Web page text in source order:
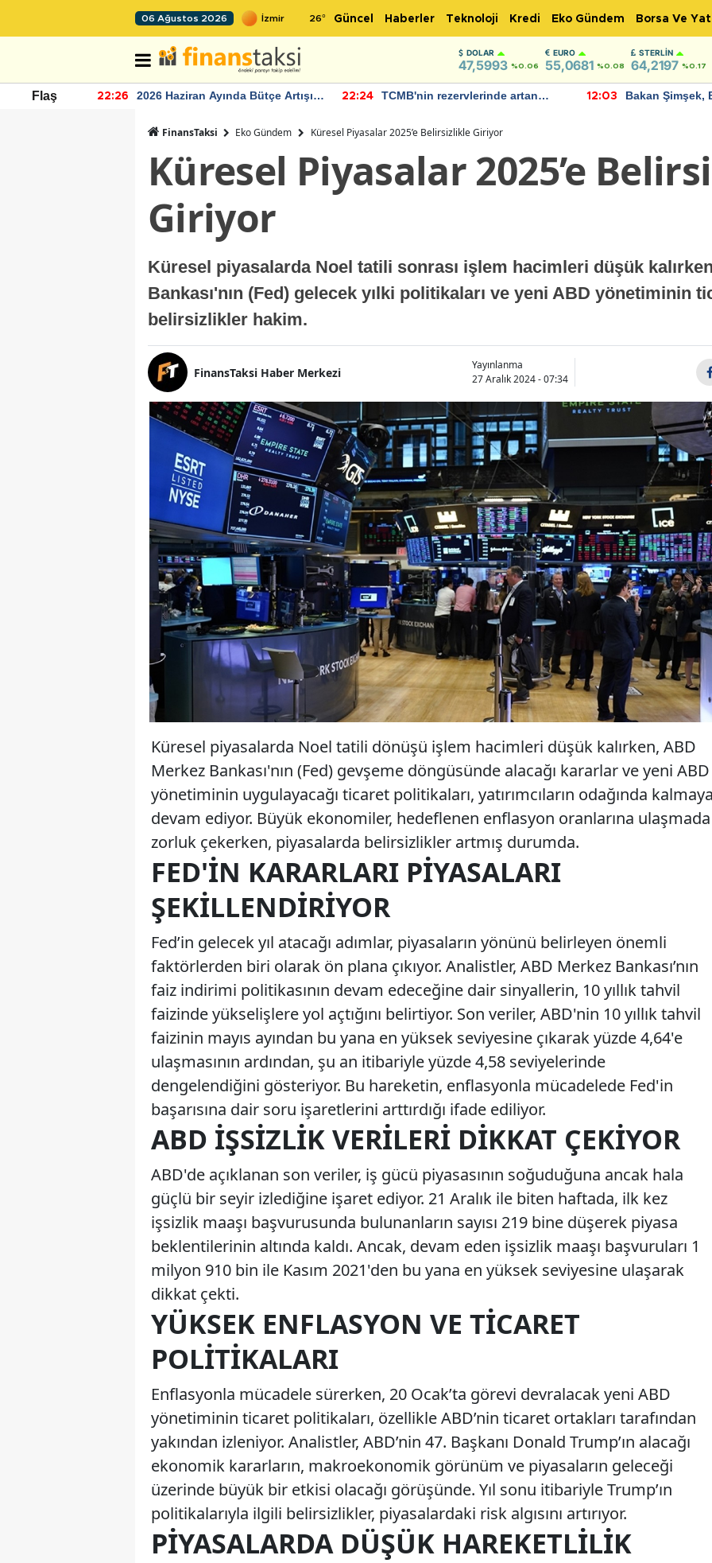
06 Ağustos 2026 26° Güncel Haberler Teknoloji Kredi Eko Gündem Borsa Ve
DOLAR
47,5993 %0.06
EURO
55,0681 %0.08
STERLIN
64,2197 %0.17
Flaş 22:26
2026 Haziran Ayında Bütçe Artışı
22:24
TCMB'nin rezervlerinde artan
12:03
Bakan Şimşek,
FinansTaksi Eko Gündem Küresel Piyasalar 2025’e Belirsizlikle Giriyor
Küresel Piyasalar 2025’e
Giriyor
Küresel piyasalarda Noel tatili sonrası işlem hacimleri düşük
Bankası'nın (Fed) gelecek yılki politikaları ve yeni ABD yönetiminin
belirsizlikler hakim.
FinansTaksi Haber Merkezi
Yayınlanma
27 Aralık 2024 - 07:34
Küresel piyasalarda Noel tatili dönüşü işlem hacimleri düşük kalırken, ABD
Merkez Bankası'nın (Fed) gevşeme döngüsünde alacağı kararlar ve yeni ABD
yönetiminin uygulayacağı ticaret politikaları, yatırımcıların odağında
devam ediyor. Büyük ekonomiler, hedeflenen enflasyon oranlarına ulaşmada
zorluk çekerken, piyasalarda belirsizlikler artmış durumda.
FED'IN KARARLARI PIYASALARI
ŞEKILLENDIRIYOR
Fed’in gelecek yıl atacağı adımlar, piyasaların yönünü belirleyen önemli
faktörlerden biri olarak ön plana çıkıyor. Analistler, ABD Merkez Bankası’nın
faiz indirimi politikasının devam edeceğine dair sinyallerin, 10 yıllık tahvil
faizinde yükselişlere yol açtığını belirtiyor. Son veriler, ABD'nin 10 yıllık tahvil
faizinin mayıs ayından bu yana en yüksek seviyesine çıkarak yüzde 4,64'e
ulaşmasının ardından, şu an itibariyle yüzde 4,58 seviyelerinde
dengelendiğini gösteriyor. Bu hareketin, enflasyonla mücadelede Fed'in
başarısına dair soru işaretlerini arttırdığı ifade ediliyor.
ABD İŞSIZLIK VERILERI DIKKAT ÇEKIYOR
ABD'de açıklanan son veriler, iş gücü piyasasının soğuduğuna ancak hala
güçlü bir seyir izlediğine işaret ediyor. 21 Aralık ile biten haftada, ilk kez
işsizlik maaşı başvurusunda bulunanların sayısı 219 bine düşerek piyasa
beklentilerinin altında kaldı. Ancak, devam eden işsizlik maaşı başvuruları 1
milyon 910 bin ile Kasım 2021'den bu yana en yüksek seviyesine ulaşarak
dikkat çekti.
YÜKSEK ENFLASYON VE TICARET
POLITIKALARI
Enflasyonla mücadele sürerken, 20 Ocak’ta görevi devralacak yeni ABD
yönetiminin ticaret politikaları, özellikle ABD’nin ticaret ortakları tarafından
yakından izleniyor. Analistler, ABD’nin 47. Başkanı Donald Trump’ın alacağı
ekonomik kararların, makroekonomik görünüm ve piyasaların geleceği
üzerinde büyük bir etkisi olacağı görüşünde. Yıl sonu itibariyle Trump’ın
politikalarıyla ilgili belirsizlikler, piyasalardaki risk algısını artırıyor.
PIYASALARDA DÜŞÜK HAREKETLILIK